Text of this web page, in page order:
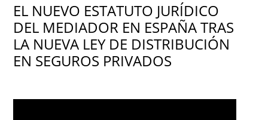
EL NUEVO ESTATUTO JURÍDICO
DEL MEDIADOR EN ESPAÑA TRAS
LA NUEVA LEY DE DISTRIBUCIÓN
EN SEGUROS PRIVADOS